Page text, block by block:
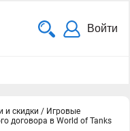
Войти
и скидки / Игровые
договора в World of Tanks